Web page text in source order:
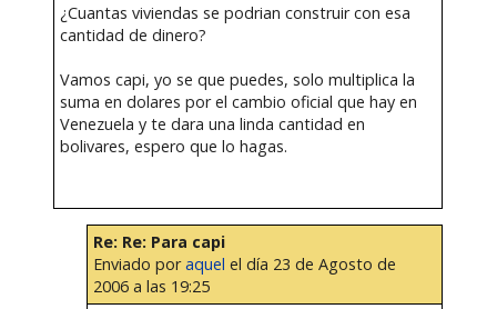
¿Cuantas viviendas se podrian construir con esa
cantidad de dinero?
Vamos capi, yo se que puedes, solo multiplica la
suma en dolares por el cambio oficial que hay en
Venezuela y te dara una linda cantidad en
bolivares, espero que lo hagas.
Re: Re: Para capi
Enviado poraquel el día 23 de Agosto de
2006 a las 19:25